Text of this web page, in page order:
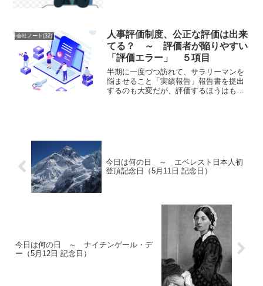
感を持っているので、問題...
会社ノート(32)
人事評価制度、公正な評価は出来
てる？ ～ 評価者が陥りやすい
「評価エラー」 ５項目
半期に一度づつ訪れて、サラリーマンを
悩ませること「実績報告」報告書を提出
するのも大変だが、評価するほうはもっ
今日は何の日 ～ エベレスト日本人初
登頂記念日（5月11日 記念日）
今日は何の日 ～ ナイチンゲール・デ
ー（5月12日 記念日）